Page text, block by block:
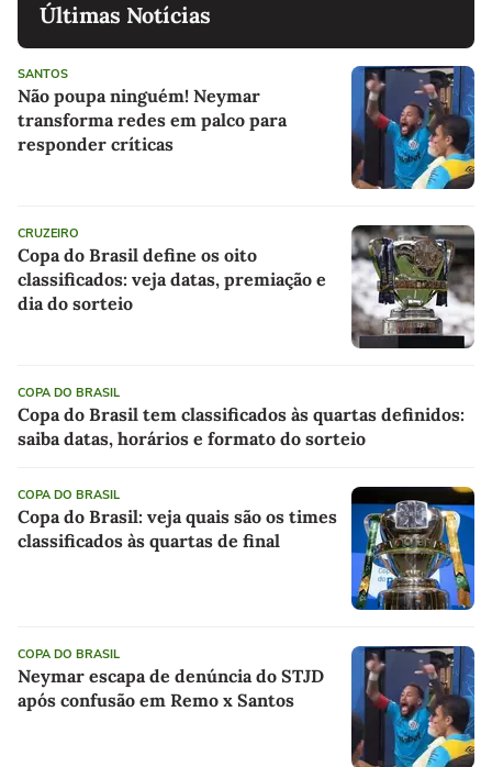
Últimas Notícias
SANTOS
Não poupa ninguém! Neymar
transforma redes em palco para
responder críticas
CRUZEIRO
Copa do Brasil define os oito
classificados: veja datas, premiação e
dia do sorteio
COPA DO BRASIL
Copa do Brasil tem classificados às quartas definidos:
saiba datas, horários e formato do sorteio
COPA DO BRASIL
Copa do Brasil: veja quais são os times
classificados às quartas de final
COPA DO BRASIL
Neymar escapa de denúncia do STJD
após confusão em Remo x Santos